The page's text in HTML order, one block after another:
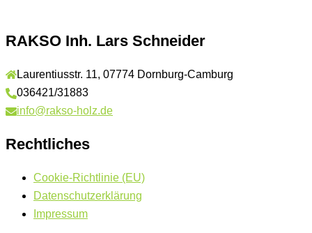
RAKSO Inh. Lars Schneider
Laurentiusstr. 11, 07774 Dornburg-Camburg
036421/31883
info@rakso-holz.de
Rechtliches
Cookie-Richtlinie (EU)
Datenschutzerklärung
Impressum